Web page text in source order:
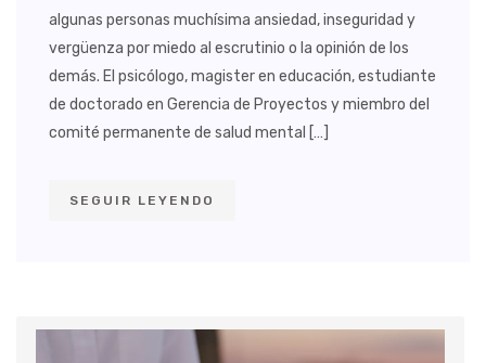
algunas personas muchísima ansiedad, inseguridad y
vergüenza por miedo al escrutinio o la opinión de los
demás. El psicólogo, magister en educación, estudiante
de doctorado en Gerencia de Proyectos y miembro del
comité permanente de salud mental […]
SEGUIR LEYENDO